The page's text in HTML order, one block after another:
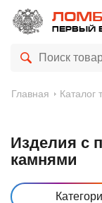
ПЕРВЫЙ
Главная Каталог
Изделия с
камнями